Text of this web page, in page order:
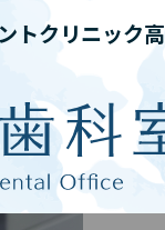
トクリニック高